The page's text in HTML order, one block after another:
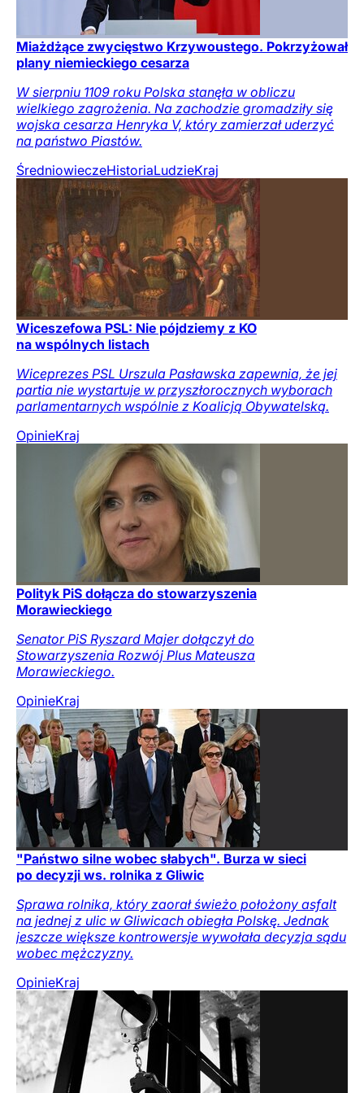
Miażdżące zwycięstwo Krzywoustego. Pokrzyżował
plany niemieckiego cesarza
W sierpniu 1109 roku Polska stanęła w obliczu
wielkiego zagrożenia. Na zachodzie gromadziły się
wojska cesarza Henryka V, który zamierzał uderzyć
na państwo Piastów.
ŚredniowieczeHistoriaLudzieKraj
Wiceszefowa PSL: Nie pójdziemy z KO
na wspólnych listach
Wiceprezes PSL Urszula Pasławska zapewnia, że jej
partia nie wystartuje w przyszłorocznych wyborach
parlamentarnych wspólnie z Koalicją Obywatelską.
OpinieKraj
Polityk PiS dołącza do stowarzyszenia
Morawieckiego
Senator PiS Ryszard Majer dołączył do
Stowarzyszenia Rozwój Plus Mateusza
Morawieckiego.
OpinieKraj
"Państwo silne wobec słabych". Burza w sieci
po decyzji ws. rolnika z Gliwic
Sprawa rolnika, który zaorał świeżo położony asfalt
na jednej z ulic w Gliwicach obiegła Polskę. Jednak
jeszcze większe kontrowersje wywołała decyzja sądu
wobec mężczyzny.
OpinieKraj